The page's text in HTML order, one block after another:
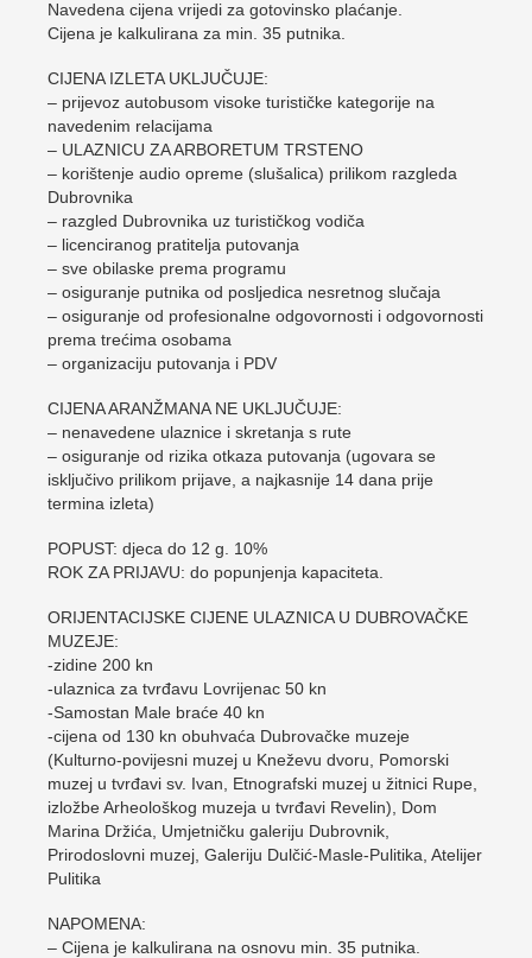
Navedena cijena vrijedi za gotovinsko plaćanje.
Cijena je kalkulirana za min. 35 putnika.
CIJENA IZLETA UKLJUČUJE:
– prijevoz autobusom visoke turističke kategorije na
navedenim relacijama
– ULAZNICU ZA ARBORETUM TRSTENO
– korištenje audio opreme (slušalica) prilikom razgleda
Dubrovnika
– razgled Dubrovnika uz turističkog vodiča
– licenciranog pratitelja putovanja
– sve obilaske prema programu
– osiguranje putnika od posljedica nesretnog slučaja
– osiguranje od profesionalne odgovornosti i odgovornosti
prema trećima osobama
– organizaciju putovanja i PDV
CIJENA ARANŽMANA NE UKLJUČUJE:
– nenavedene ulaznice i skretanja s rute
– osiguranje od rizika otkaza putovanja (ugovara se
isključivo prilikom prijave, a najkasnije 14 dana prije
termina izleta)
POPUST: djeca do 12 g. 10%
ROK ZA PRIJAVU: do popunjenja kapaciteta.
ORIJENTACIJSKE CIJENE ULAZNICA U DUBROVAČKE
MUZEJE:
-zidine 200 kn
-ulaznica za tvrđavu Lovrijenac 50 kn
-Samostan Male braće 40 kn
-cijena od 130 kn obuhvaća Dubrovačke muzeje
(Kulturno-povijesni muzej u Kneževu dvoru, Pomorski
muzej u tvrđavi sv. Ivan, Etnografski muzej u žitnici Rupe,
izložbe Arheološkog muzeja u tvrđavi Revelin), Dom
Marina Držića, Umjetničku galeriju Dubrovnik,
Prirodoslovni muzej, Galeriju Dulčić-Masle-Pulitika, Atelijer
Pulitika
NAPOMENA:
– Cijena je kalkulirana na osnovu min. 35 putnika.